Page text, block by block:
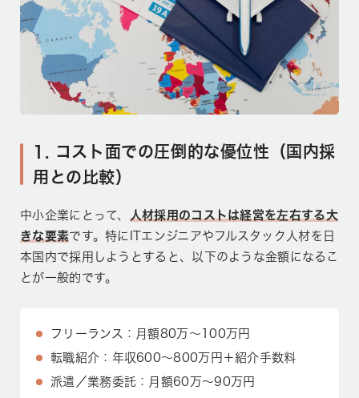
1. コスト面での圧倒的な優位性（国内採
用との比較）
中小企業にとって、
人材採用のコストは経営を左右する大
きな要素です。特にITエンジニアやフルスタック人材を日
本国内で採用しようとすると、以下のような金額になるこ
とが一般的です。
フリーランス：月額80万〜100万円
転職紹介：年収600〜800万円＋紹介手数料
派遣／業務委託：月額60万〜90万円